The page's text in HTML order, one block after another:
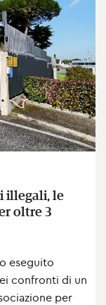
illegali, le
oltre 3
eseguito
confronti di un
per